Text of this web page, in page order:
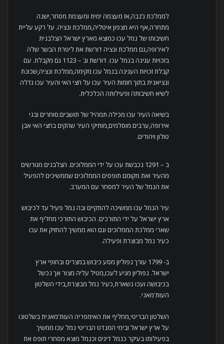
לממלכת ג’נבה,אז מעצמה ימית ומעצמת מסחר,ישנה
מתחרה,אף היא מצפון איטליה,ממלכת ונציה. על רקע עליית
חשיבותו של נמל עכו כמוצא מארץ ישראל הצלבנית
לאירופה,גם ממלכת ונציה דורשת את ליטרת הבשר שלה
בזכויות עגינה בנמל עכו. דורשת וב – 1123 גם מקבלת. עם
קבלת זכויות העגינה בנמל עכו מקימה,ממלכת ונציה,שכונת
ונציאנית בתוך חומות העיר עכו על חצי האי והעיר עכו גדלה
לשיא חשיבותה ופעילותה הכלכלית.
בשיאה העיר עכו מכילה תמהיל של תושבים:סוחרים ובני
אירופה,ערבים מוסלמים,מותיקי העיר שהקים בחצי האי אבן
טולון ויהודים.
ב – 1291 נכבשת עכו על ידי הממלוכים. הצלבנים מגורשים
מהעיר ואת מקומם תופסים הממלוכים שממשיכים להפעיל
את הנמל של העיר למסחר עם המערב.
עיר הנמל עכו ממשיכה להתקיים ובה נמל פעיל עד לכיבוש
ארץ ישראל על ידי התורכים. הכיבוש התורכי מחליף את
שארי ממלכת הממלוכים וגם הוא ממשיך להחזיק את עכו
כעיר נמל מבוצרת ופעילה.
ב- 1799 עורך נפוליון מסע כיבוש במצרים ובחופי ארץ
ישראל. נפוליון מגיע לעכו,מטיל עליה מצור אך נכשל
בכיבושה ועכו נשארת,כעיר נמל מבוצרת,בידי השלטון
העות'מאני.
השלטון הבריטי,מחליף את האימפריה העות'מאנית בשלטונו
על ארץ ישראל ובימי המנדט הבריטי נמל עכו ממשיך
בפעילותו בעיקר כנמל דיגים וכנמל מוצא מסחרי תופס את